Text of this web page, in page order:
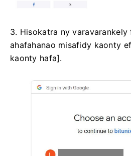
3. Hisokatra ny varavarankely
ahafahanao misafidy kaonty
kaonty hafa].